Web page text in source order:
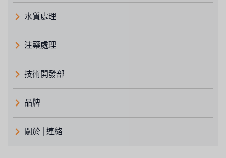
水質處理
注藥處理
技術開發部
品牌
義大利 ATLAS
關於 | 連絡